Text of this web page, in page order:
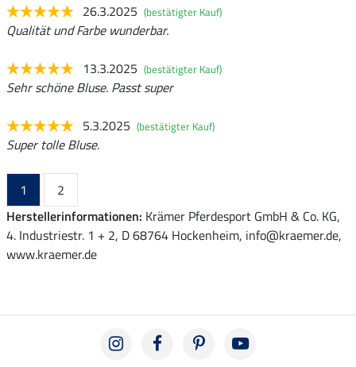
26.3.2025 (bestätigter Kauf)
Qualität und Farbe wunderbar.
13.3.2025 (bestätigter Kauf)
Sehr schöne Bluse. Passt super
5.3.2025 (bestätigter Kauf)
Super tolle Bluse.
1
2
Herstellerinformationen: Krämer Pferdesport GmbH & Co. KG,
4. Industriestr. 1 + 2, D 68764 Hockenheim, info@kraemer.de,
www.kraemer.de